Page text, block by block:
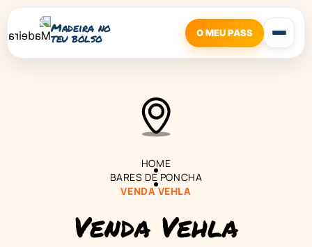
Madeira no
teu bolso O MEU PASS
HOME
BARES DE PONCHA
VENDA VEHLA
Venda Vehla